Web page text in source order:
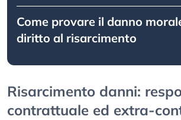
Come provare il danno
diritto al risarcimento
Risarcimento danni:
contrattuale ed extra-